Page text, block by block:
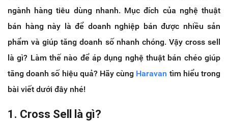
ngành hàng tiêu dùng nhanh. Mục đích của nghệ thuật
bán hàng này là để doanh nghiệp bán được nhiều sản
phẩm và giúp tăng doanh số nhanh chóng. Vậy cross sell
là gì? Làm thế nào để áp dụng nghệ thuật bán chéo giúp
tăng doanh số hiệu quả? Hãy cùng Haravan tìm hiểu trong
bài viết dưới đây nhé!
1. Cross Sell là gì?